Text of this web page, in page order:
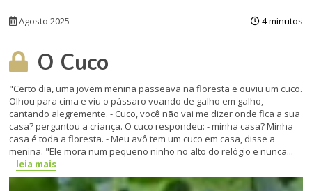
Agosto 2025 4 minutos
O Cuco
"Certo dia, uma jovem menina passeava na floresta e ouviu um cuco.
Olhou para cima e viu o pássaro voando de galho em galho,
cantando alegremente. - Cuco, você não vai me dizer onde fica a sua
casa? perguntou a criança. O cuco respondeu: - minha casa? Minha
casa é toda a floresta. - Meu avô tem um cuco em casa, disse a
menina. "Ele mora num pequeno ninho no alto do relógio e nunca...
leia mais